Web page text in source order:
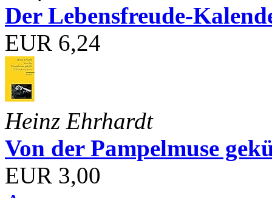
Der Lebensfreude-
EUR 6,24
Heinz Ehrhardt
Von der Pampelmuse
EUR 3,00